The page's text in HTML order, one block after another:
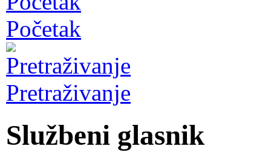
Početak
Pretraživanje
Službeni glasnik